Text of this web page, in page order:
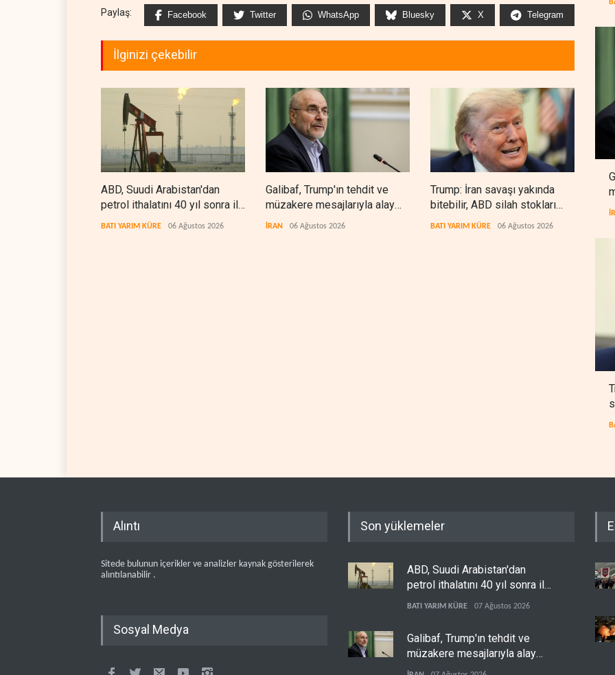
Paylaş: Facebook Twitter WhatsApp Bluesky X Telegram
İlginizi çekebilir
ABD, Suudi Arabistan'dan
petrol ithalatını 40 yıl sonra ilk
kez durdurdu
BATI YARIM KÜRE 06 Ağustos 2026
Galibaf, Trump'ın tehdit ve
müzakere mesajlarıyla alay
ettiİRAN 06 Ağustos 2026
Trump: İran savaşı yakında
bitebilir, ABD silah stokları
BATI YARIM KÜRE 06 Ağustos 2026
Alıntı
Sitede bulunun içerikler ve analizler kaynak gösterilerek
alıntılanabilir .
Sosyal Medya
Son yüklemeler
ABD, Suudi Arabistan'dan
petrol ithalatını 40 yıl sonra ilk
kez durdurdu
BATI YARIM KÜRE 07 Ağustos 2026
Galibaf, Trump'ın tehdit ve
müzakere mesajlarıyla alay
etti